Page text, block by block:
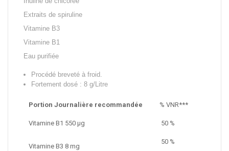
Extraits de spiruline
Vitamine B3
Vitamine B1
Eau purifiée
Procédé breveté à froid.
Fortement dosé : 8 g/Litre
Portion Journalière recommandée % VNR***
Vitamine B1 550 µg 50 %
Vitamine B3 8 mg
50 %